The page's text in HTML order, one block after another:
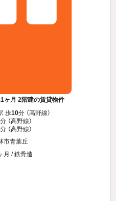
ヶ月 2階建の賃貸物件
歩10分 （高野線）
分 （高野線）
分 （高野線）
市青葉丘
月 / 鉄骨造